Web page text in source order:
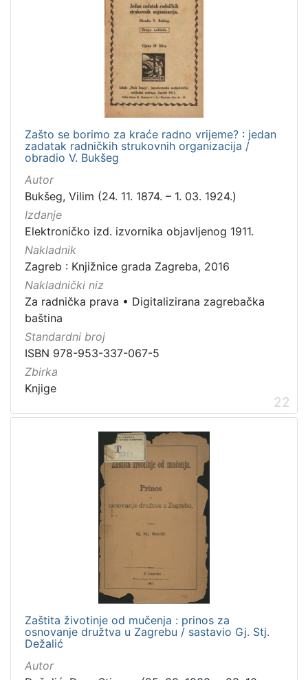
Zašto se borimo za kraće radno vrijeme? : jedan
zadatak radničkih strukovnih organizacija /
obradio V. Bukšeg
Autor
Bukšeg, Vilim (24. 11. 1874. – 1. 03. 1924.)
Izdanje
Elektroničko izd. izvornika objavljenog 1911.
Nakladnik
Zagreb : Knjižnice grada Zagreba, 2016
Nakladnički niz
Za radnička prava • Digitalizirana zagrebačka
baština
Standardni broj
ISBN 978-953-337-067-5
Zbirka
Knjige
22
Zaštita životinje od mučenja : prinos za
osnovanje družtva u Zagrebu / sastavio Gj. Stj.
Dežalić
Autor